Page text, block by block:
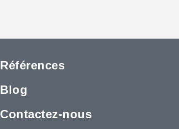
Références
Blog
Contactez-nous